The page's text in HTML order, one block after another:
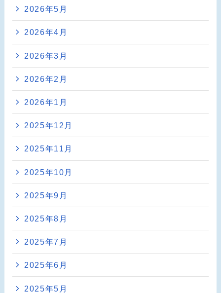
2026年5月
2026年4月
2026年3月
2026年2月
2026年1月
2025年12月
2025年11月
2025年10月
2025年9月
2025年8月
2025年7月
2025年6月
2025年5月